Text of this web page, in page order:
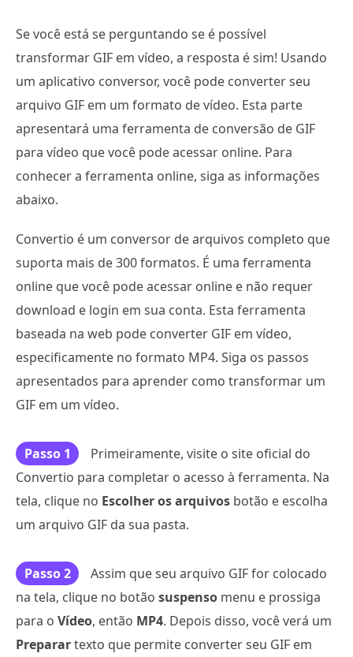
Se você está se perguntando se é possível
transformar GIF em vídeo, a resposta é sim! Usando
um aplicativo conversor, você pode converter seu
arquivo GIF em um formato de vídeo. Esta parte
apresentará uma ferramenta de conversão de GIF
para vídeo que você pode acessar online. Para
conhecer a ferramenta online, siga as informações
abaixo.
Convertio é um conversor de arquivos completo que
suporta mais de 300 formatos. É uma ferramenta
online que você pode acessar online e não requer
download e login em sua conta. Esta ferramenta
baseada na web pode converter GIF em vídeo,
especificamente no formato MP4. Siga os passos
apresentados para aprender como transformar um
GIF em um vídeo.
Passo 1
Primeiramente, visite o site oficial do
Convertio para completar o acesso à ferramenta. Na
tela, clique no Escolher os arquivos botão e escolha
um arquivo GIF da sua pasta.
Passo 2
Assim que seu arquivo GIF for colocado
na tela, clique no botão suspenso menu e prossiga
para o Vídeo, então MP4. Depois disso, você verá um
Preparartexto que permite converter seu GIF em